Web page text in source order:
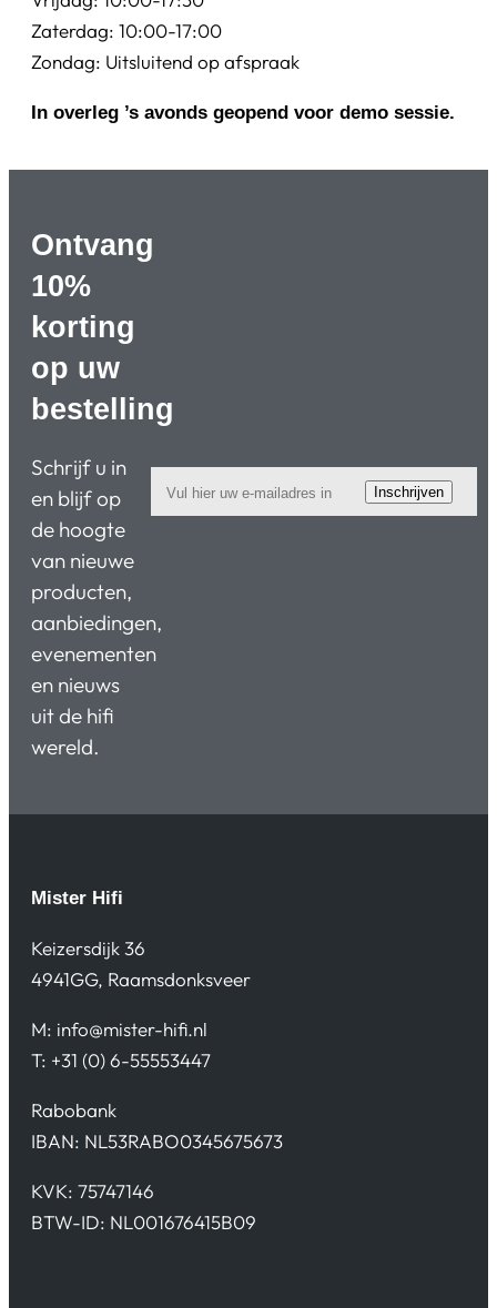
Zaterdag: 10:00-17:00
Zondag: Uitsluitend op afspraak
In overleg ’s avonds geopend voor demo sessie.
Ontvang
10%
korting
op uw
bestelling
Schrijf u in
en blijf op
de hoogte
van nieuwe
producten,
aanbiedingen,
evenementen
en nieuws
uit de hifi
wereld.
Inschrijven
Mister Hifi
Keizersdijk 36
4941GG, Raamsdonksveer
M: info@mister-hifi.nl
T: +31 (0) 6-55553447
Rabobank
IBAN: NL53RABO0345675673
KVK: 75747146
BTW-ID: NL001676415B09